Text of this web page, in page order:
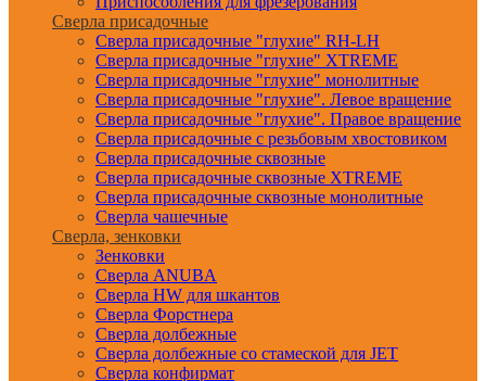
Сверла присадочные
Сверла присадочные "глухие" RH-LH
Сверла присадочные "глухие" XTREME
Сверла присадочные "глухие" монолитные
Сверла присадочные "глухие". Левое вращение
Сверла присадочные "глухие". Правое вращение
Сверла присадочные с резьбовым хвостовиком
Сверла присадочные сквозные
Сверла присадочные сквозные XTREME
Сверла присадочные сквозные монолитные
Сверла чашечные
Сверла, зенковки
Зенковки
Сверла ANUBA
Сверла HW для шкантов
Сверла Форстнера
Сверла долбежные
Сверла долбежные со стамеской для JET
Сверла конфирмат